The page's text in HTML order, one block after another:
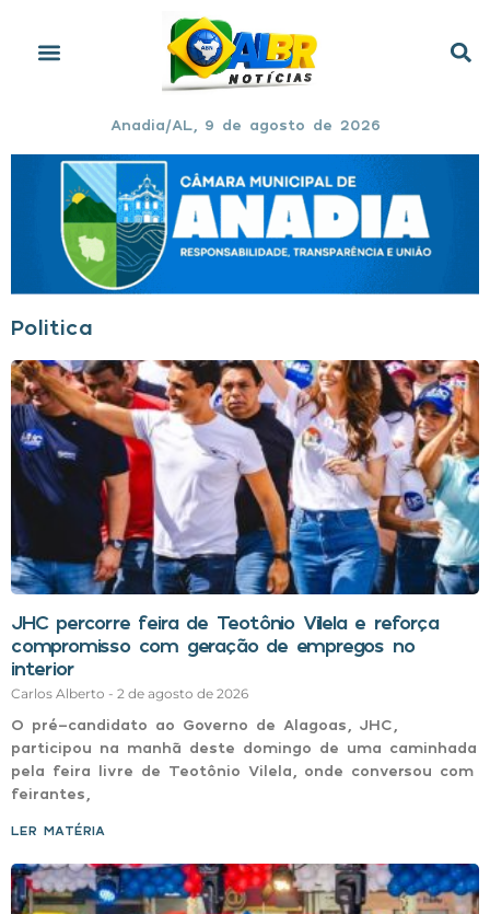
Anadia/AL, 9 de agosto de 2026
Politica
JHC percorre feira de Teotônio Vilela e reforça
compromisso com geração de empregos no
interior
Carlos Alberto 2 de agosto de 2026
O pré-candidato ao Governo de Alagoas, JHC,
participou na manhã deste domingo de uma caminhada
pela feira livre de Teotônio Vilela, onde conversou com
feirantes,
LER MATÉRIA »